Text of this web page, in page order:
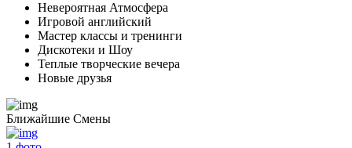
Невероятная Атмосфера
Игровой английский
Мастер классы и тренинги
Дискотеки и Шоу
Теплые творческие вечера
Новые друзья
Ближайшие Смены